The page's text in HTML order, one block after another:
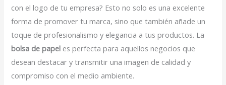
con el logo de tu empresa? Esto no solo es una excelente
forma de promover tu marca, sino que también añade un
toque de profesionalismo y elegancia a tus productos. La
bolsa de papel es perfecta para aquellos negocios que
desean destacar y transmitir una imagen de calidad y
compromiso con el medio ambiente.